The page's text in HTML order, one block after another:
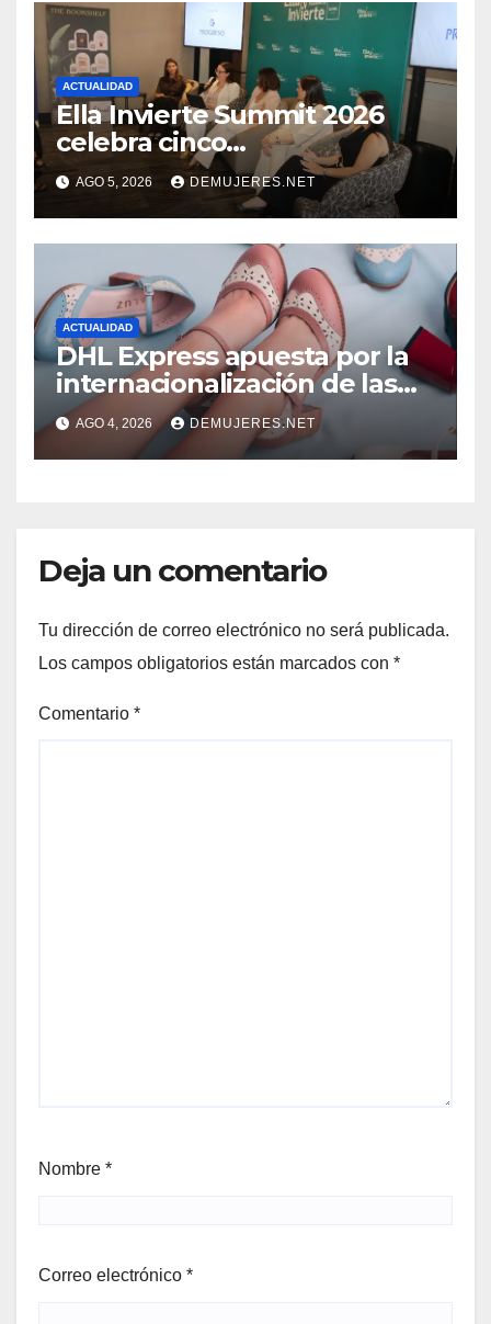
ACTUALIDAD
Ella Invierte Summit 2026
celebra cinco
añosimpulsando a las
mujeres a construir su
independencia financiera
AGO 5, 2026 DEMUJERES.NET
ACTUALIDAD
DHL Express apuesta por la
internacionalización de las
PYMES latinoamericanas y
destaca a 10 emprendedores
con potencial exportador
AGO 4, 2026 DEMUJERES.NET
Deja un comentario
Tu dirección de correo electrónico no será publicada.
Los campos obligatorios están marcados con *
Comentario *
Nombre *
Correo electrónico *